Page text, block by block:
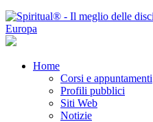
Home
Corsi e appuntamenti
Profili pubblici
Siti Web
Notizie